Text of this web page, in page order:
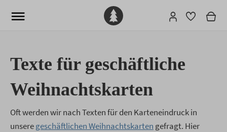
Texte für geschäftliche
Weihnachtskarten
Oft werden wir nach Texten für den Karteneindruck in
unseregeschäftlichen Weihnachtskarten gefragt. Hier